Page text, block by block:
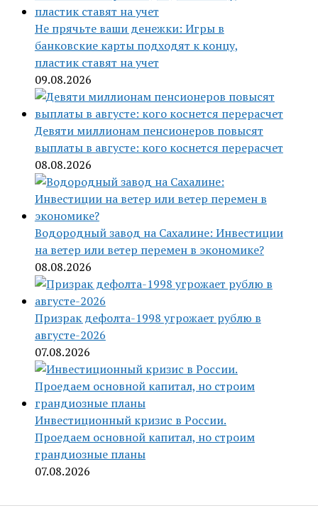
Не прячьте ваши денежки: Игры в
банковские карты подходят к концу,
пластик ставят на учет
09.08.2026
Девяти миллионам пенсионеров повысят
выплаты в августе: кого коснется перерасчет
08.08.2026
Водородный завод на Сахалине: Инвестиции
на ветер или ветер перемен в экономике?
08.08.2026
Призрак дефолта-1998 угрожает рублю в
августе-2026
07.08.2026
Инвестиционный кризис в России.
Проедаем основной капитал, но строим
грандиозные планы
07.08.2026